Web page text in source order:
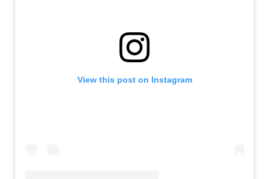
View this post on Instagram